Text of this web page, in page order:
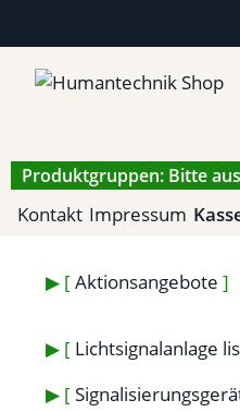
Produktgruppen: Bitte
Kontakt Impressum
Aktionsangebote
Lichtsignalanlage